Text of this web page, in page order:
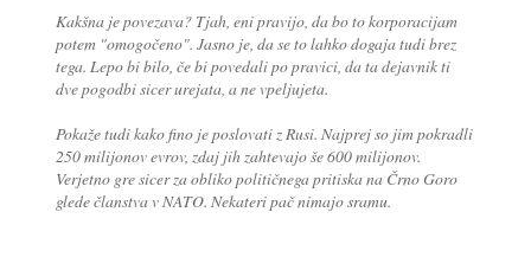
Kakšna je povezava? Tjah, eni pravijo, da bo to korporacijam
potem "omogočeno". Jasno je, da se to lahko dogaja tudi brez
tega. Lepo bi bilo, če bi povedali po pravici, da ta dejavnik ti
dve pogodbi sicer urejata, a ne vpeljujeta.
Pokaže tudi kako fino je poslovati z Rusi. Najprej so jim pokradli
250 milijonov evrov, zdaj jih zahtevajo še 600 milijonov.
Verjetno gre sicer za obliko političnega pritiska na Črno Goro
glede članstva v NATO. Nekateri pač nimajo sramu.